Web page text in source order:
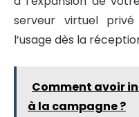
serveur virtuel
l’usage dès la
Comment avoir
à la campagne ?